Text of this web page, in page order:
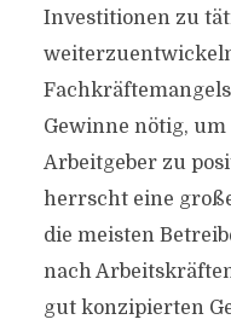
Investitionen zu
Gewinne nötig,
Arbeitgeber zu
herrscht eine
die meisten
nach
gut konzipierten